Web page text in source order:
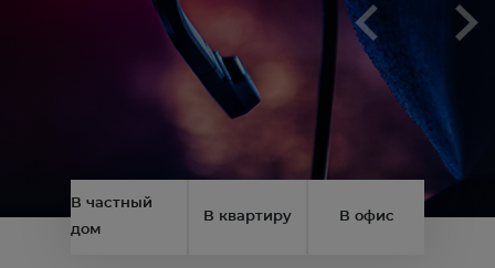
В частный
дом
В квартиру В офис